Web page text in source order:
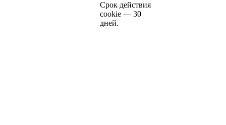
Срок действия
cookie — 30
дней.